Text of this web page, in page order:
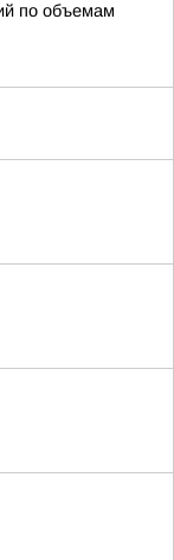
по объемам